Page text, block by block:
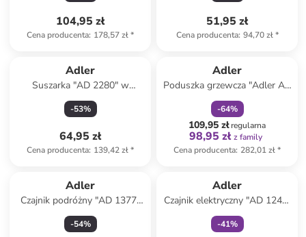
104,95 zł
Cena producenta: 178,57 zł*
51,95 zł
Cena producenta: 94,70 zł*
Adler
Suszarka "AD 2280" w
kolorze granatowym
-53%
64,95 zł
Cena producenta: 139,42 zł*
Adler
Poduszka grzewcza "Adler AD
7412" w kolorze szarym - 38
x 38 x 14 cm
-64%
109,95 złregularna
98,95 zł z family
Cena producenta: 282,01 zł*
Adler
Czajnik podróżny "AD 1377"
w kolorze czarnym - 0,6 l
-54%
Adler
Czajnik elektryczny "AD 1244"
w kolorze białym - 2,5 l
-41%